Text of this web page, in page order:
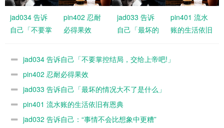
jad034 告诉
自己「不要掌
上帝吧!」
pin402 忍耐
必得果效
jad033 告诉
自己「最坏的
什么」
pin401 流水
账的生活依旧
jad034 告诉自己「不要掌控结局，交给上帝吧!」
pin402 忍耐必得果效
jad033 告诉自己「最坏的情况大不了是什么」
pin401 流水账的生活依旧有恩典
jad032 告诉自己：“事情不会比想象中更糟”